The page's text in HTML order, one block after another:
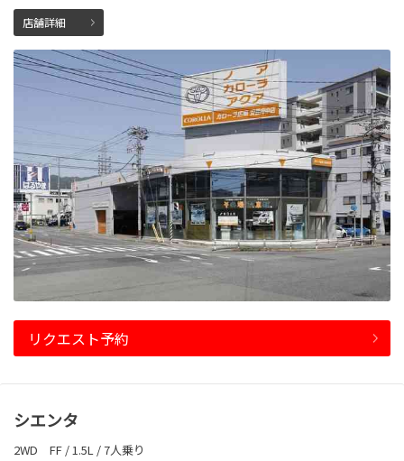
店舗詳細
リクエスト予約
シエンタ
2WD FF / 1.5L / 7人乗り